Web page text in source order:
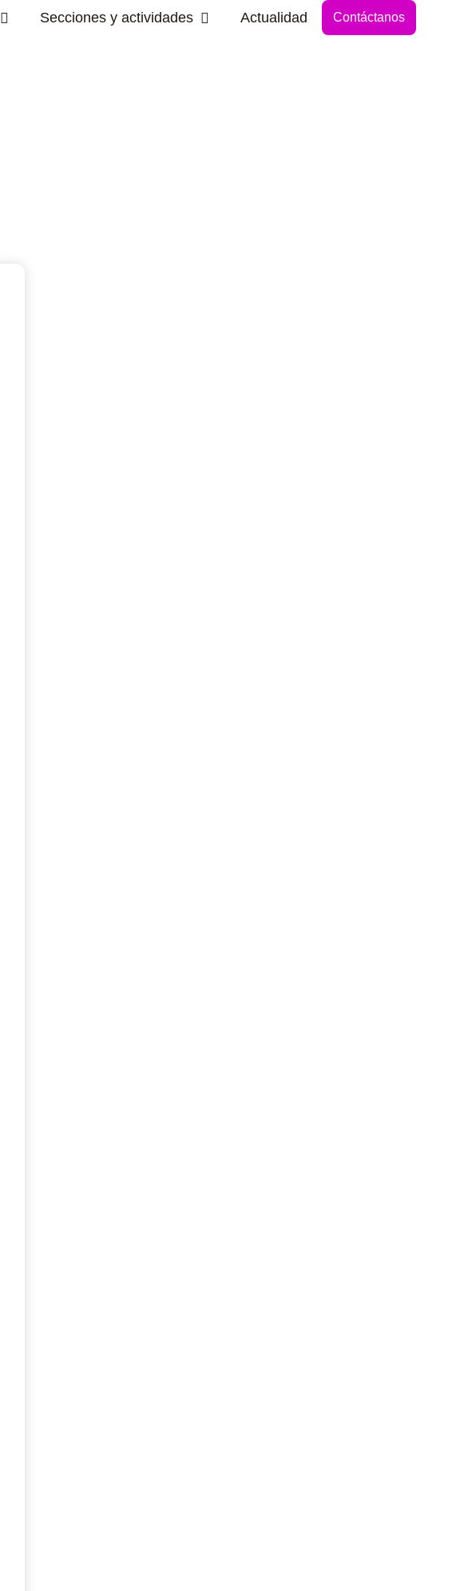
Abrir FestivalSecciones y actividades Abrir Secciones y actividades
Actualidad Contáctanos